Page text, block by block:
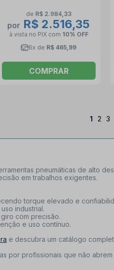
de R$ 2.984,33
por R$ 2.516,35
à vista no PIX com 10% OFF
6x de R$ 465,99
COMPRAR
1 2 3
pneumáticas de alto
em trabalhos exigentes.
torque elevado e
industrial.
com precisão.
e uso contínuo.
e descubra um catálogo
por profissionais que não